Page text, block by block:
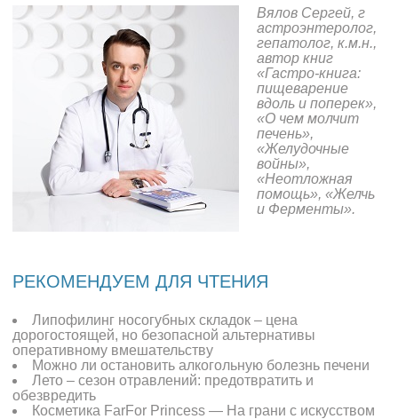
Вялов Сергей, г
астроэнтеролог,
гепатолог, к.м.н.,
автор книг
«Гастро-книга:
пищеварение
вдоль и поперек»,
«О чем молчит
печень»,
«Желудочные
войны»,
«Неотложная
помощь», «Желчь
и Ферменты».
РЕКОМЕНДУЕМ ДЛЯ ЧТЕНИЯ
Липофилинг носогубных складок – цена
дорогостоящей, но безопасной альтернативы
оперативному вмешательству
Можно ли остановить алкогольную болезнь печени
Лето – сезон отравлений: предотвратить и
обезвредить
Косметика FarFor Princess — На грани с искусством